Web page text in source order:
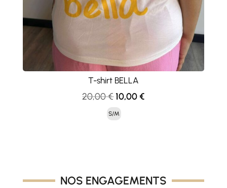
T-shirt BELLA
20,00€ Le
prix
initial
10,00€Le
S/M
NOS ENGAGEMENTS